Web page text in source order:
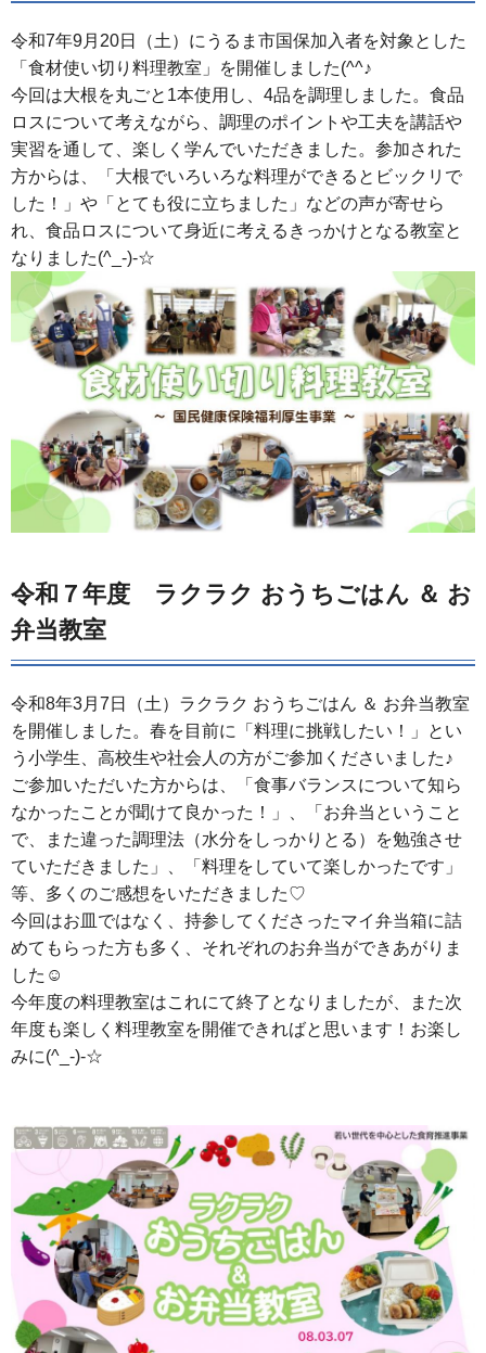
令和7年9月20日（土）にうるま市国保加入者を対象とした
「食材使い切り料理教室」を開催しました(^^♪
今回は大根を丸ごと1本使用し、4品を調理しました。食品
ロスについて考えながら、調理のポイントや工夫を講話や
実習を通して、楽しく学んでいただきました。参加された
方からは、「大根でいろいろな料理ができるとビックリで
した！」や「とても役に立ちました」などの声が寄せら
れ、食品ロスについて身近に考えるきっかけとなる教室と
なりました(^_-)-☆
令和７年度 ラクラク おうちごはん ＆ お
弁当教室
令和8年3月7日（土）ラクラク おうちごはん ＆ お弁当教室
を開催しました。春を目前に「料理に挑戦したい！」とい
う小学生、高校生や社会人の方がご参加くださいました♪
ご参加いただいた方からは、「食事バランスについて知ら
なかったことが聞けて良かった！」、「お弁当ということ
で、また違った調理法（水分をしっかりとる）を勉強させ
ていただきました」、「料理をしていて楽しかったです」
等、多くのご感想をいただきました♡
今回はお皿ではなく、持参してくださったマイ弁当箱に詰
めてもらった方も多く、それぞれのお弁当ができあがりま
した☺
今年度の料理教室はこれにて終了となりましたが、また次
年度も楽しく料理教室を開催できればと思います！お楽し
みに(^_-)-☆